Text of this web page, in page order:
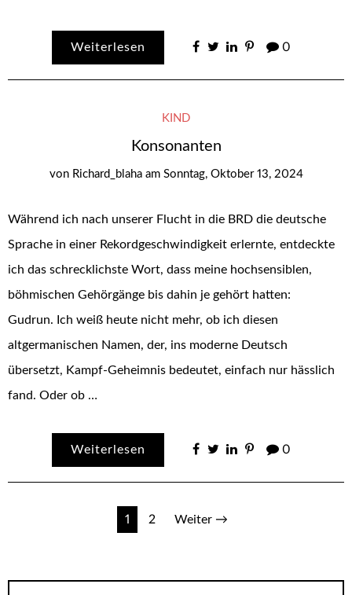
Weiterlesen 0
KIND
Konsonanten
von Richard_blaha am Sonntag, Oktober 13, 2024
Während ich nach unserer Flucht in die BRD die deutsche
Sprache in einer Rekordgeschwindigkeit erlernte, entdeckte
ich das schrecklichste Wort, dass meine hochsensiblen,
böhmischen Gehörgänge bis dahin je gehört hatten:
Gudrun. Ich weiß heute nicht mehr, ob ich diesen
altgermanischen Namen, der, ins moderne Deutsch
übersetzt, Kampf-Geheimnis bedeutet, einfach nur hässlich
fand. Oder ob …
Weiterlesen 0
Seitennummerierung
Beiträge
1 2 Weiter →